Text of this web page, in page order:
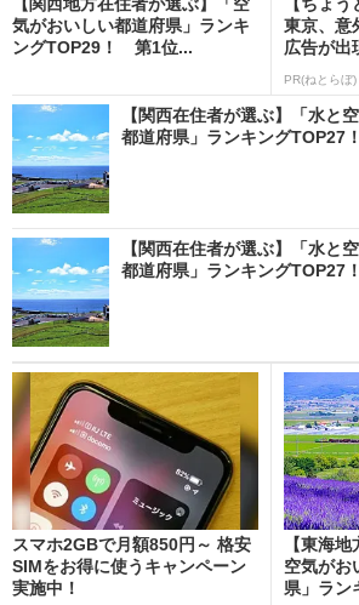
気がおいしい都道府県」ランキ
ングTOP29！ 第1位...
東京、意
広告が出
PR(ねとらぼ)
【関西在住者が選ぶ】「水と
都道府県」ランキング
【関西在住者が選ぶ】「水と
都道府県」ランキング
スマホ2GBで月額850円～ 格安
SIMをお得に使うキャンペーン
実施中！
【東海
空気がお
県」ラン